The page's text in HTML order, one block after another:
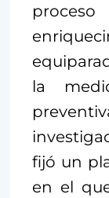
la
fijó un
en el